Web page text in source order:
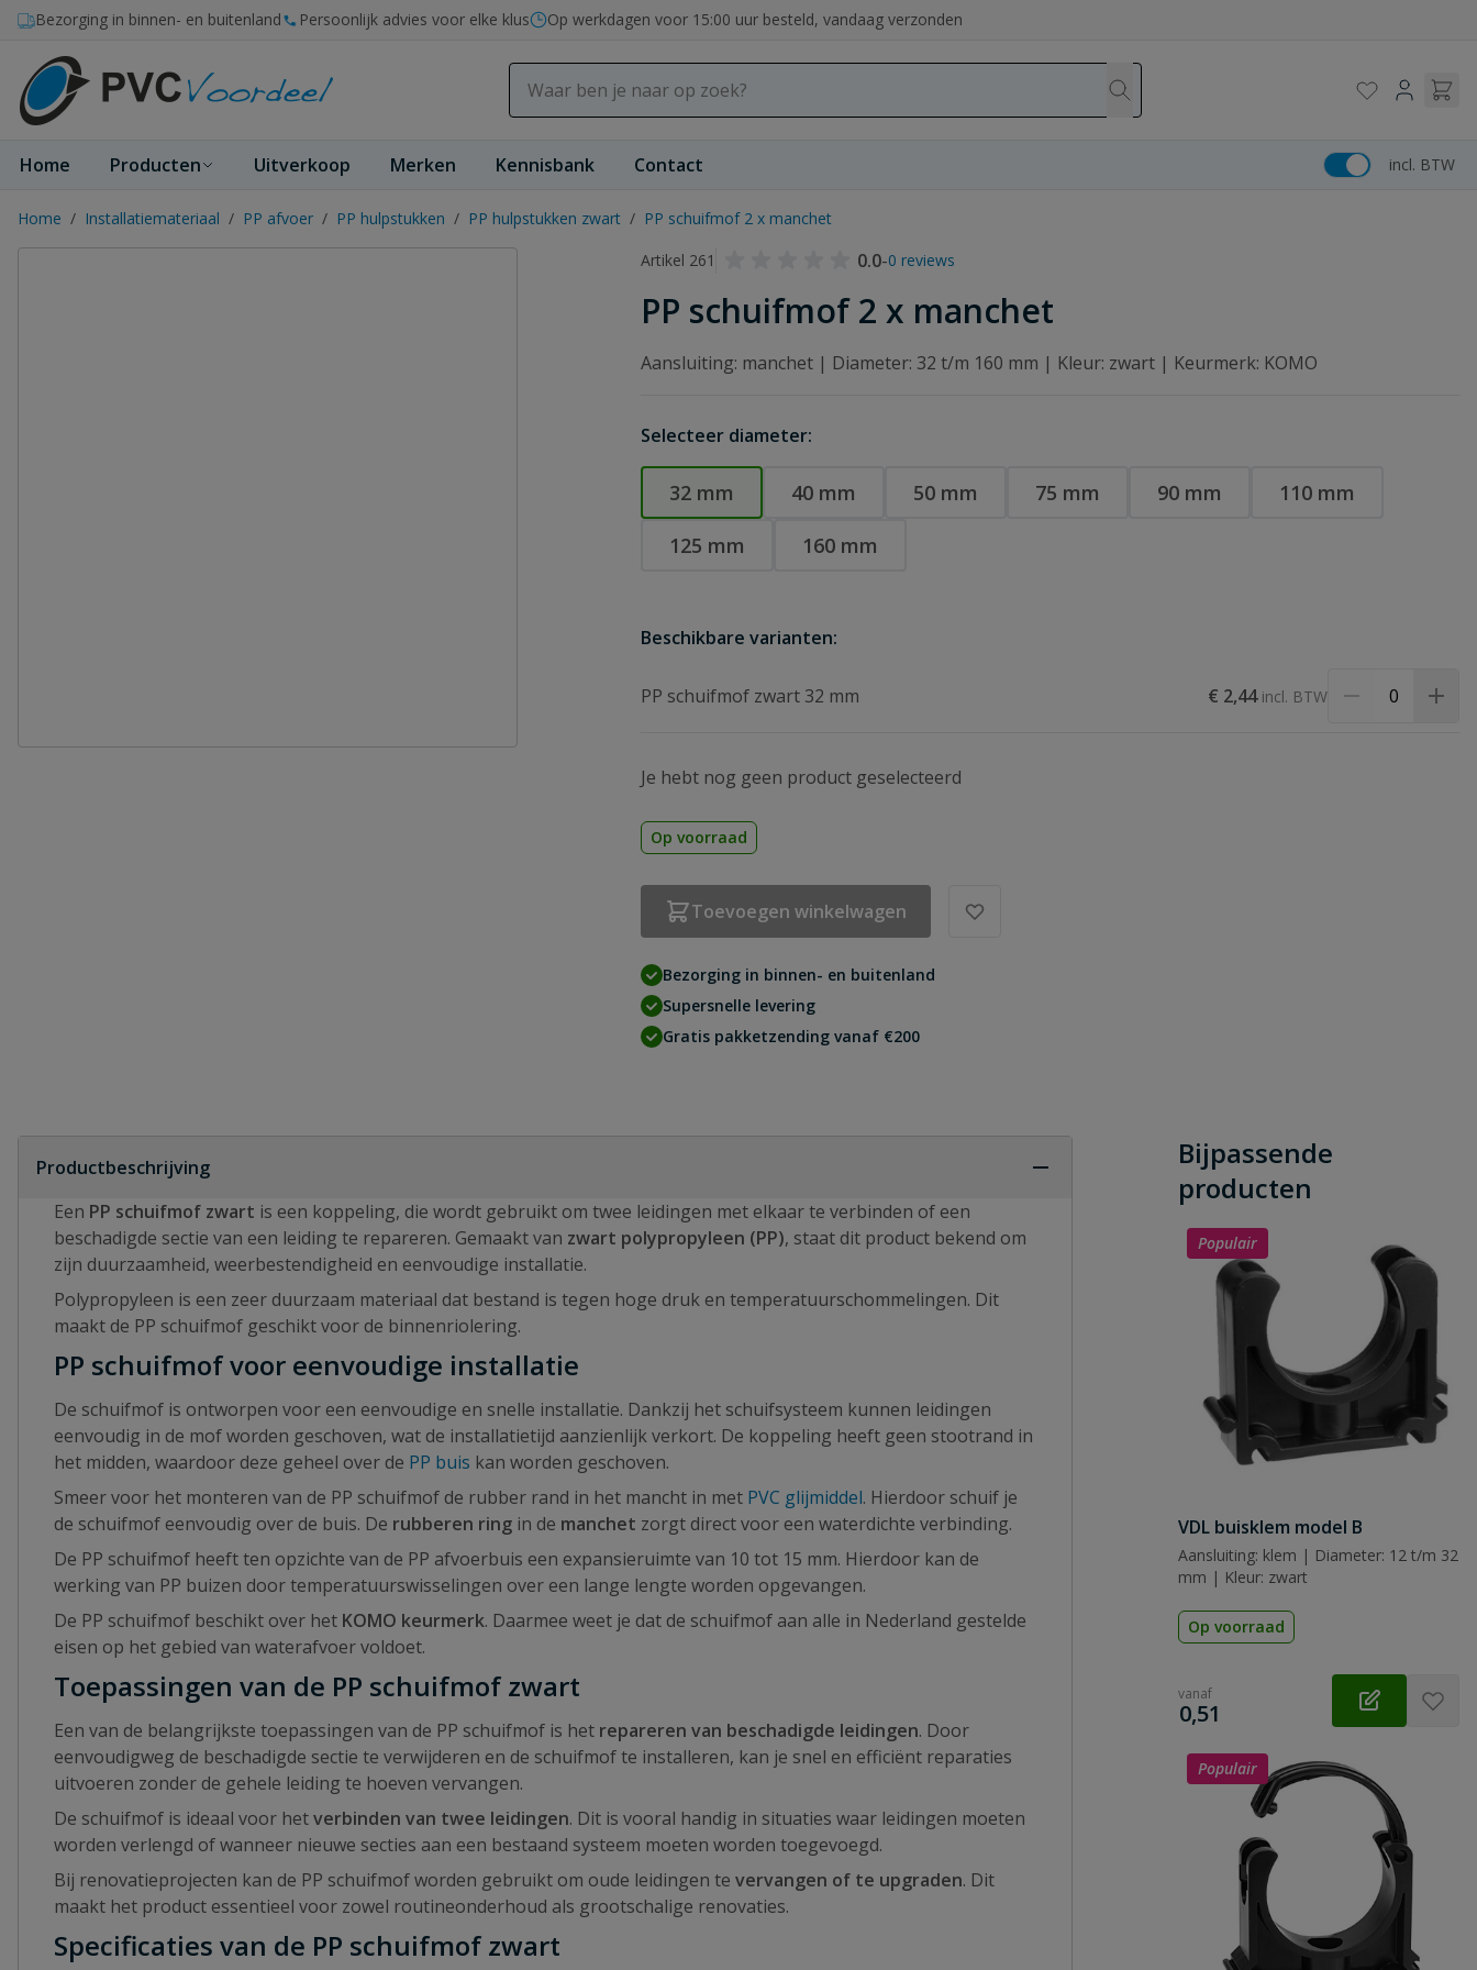
Ga naar de inhoud
Bezorging in binnen- en buitenland Persoonlijk advies voor elke klus Op werkdagen voor 15:00 uur besteld, vandaag verzonden
Home Producten Uitverkoop Merken Kennisbank Contact incl. BTW
Home / Installatiemateriaal / PP afvoer / PP hulpstukken / PP hulpstukken zwart / PP schuifmof 2 x manchet
Artikel 261
0.0-0 reviews
PP schuifmof 2 x manchet
Aansluiting: manchet | Diameter: 32 t/m 160 mm | Kleur: zwart | Keurmerk: KOMO
Selecteer diameter:
32 mm 40 mm 50 mm 75 mm 90 mm
110 mm
125 mm
160 mm
Beschikbare varianten:
PP schuifmof zwart 32 mm € 2,44
Je hebt nog geen product geselecteerd
Op voorraad
Toevoegen winkelwagen
Bezorging in binnen- en buitenland
Supersnelle levering
Gratis pakketzending vanaf €200
Productbeschrijving
Een PP schuifmof zwart is een koppeling, die wordt gebruikt om twee leidingen met elkaar te verbinden of een
beschadigde sectie van een leiding te repareren. Gemaakt van zwart polypropyleen (PP), staat dit product bekend om
zijn duurzaamheid, weerbestendigheid en eenvoudige installatie.
Polypropyleen is een zeer duurzaam materiaal dat bestand is tegen hoge druk en temperatuurschommelingen. Dit
maakt de PP schuifmof geschikt voor de binnenriolering.
PP schuifmof voor eenvoudige installatie
De schuifmof is ontworpen voor een eenvoudige en snelle installatie. Dankzij het schuifsysteem kunnen leidingen
eenvoudig in de mof worden geschoven, wat de installatietijd aanzienlijk verkort. De koppeling heeft geen stootrand in
het midden, waardoor deze geheel over de PP buis kan worden geschoven.
Smeer voor het monteren van de PP schuifmof de rubber rand in het mancht in met PVC glijmiddel. Hierdoor schuif je
de schuifmof eenvoudig over de buis. De rubberen ring in de manchet zorgt direct voor een waterdichte verbinding.
De PP schuifmof heeft ten opzichte van de PP afvoerbuis een expansieruimte van 10 tot 15 mm. Hierdoor kan de
werking van PP buizen door temperatuurswisselingen over een lange lengte worden opgevangen.
De PP schuifmof beschikt over het KOMO keurmerk. Daarmee weet je dat de schuifmof aan alle in Nederland gestelde
eisen op het gebied van waterafvoer voldoet.
Toepassingen van de PP schuifmof zwart
Een van de belangrijkste toepassingen van de PP schuifmof is het repareren van beschadigde leidingen. Door
eenvoudigweg de beschadigde sectie te verwijderen en de schuifmof te installeren, kan je snel en efficiënt reparaties
uitvoeren zonder de gehele leiding te hoeven vervangen.
De schuifmof is ideaal voor hetverbinden van twee leidingen. Dit is vooral handig in situaties waar leidingen moeten
worden verlengd of wanneer nieuwe secties aan een bestaand systeem moeten worden toegevoegd.
Bij renovatieprojecten kan de PP schuifmof worden gebruikt om oude leidingen te vervangen of te upgraden. Dit
maakt het product essentieel voor zowel routineonderhoud als grootschalige renovaties.
Specificaties van de PP schuifmof zwart
Bijpassende
producten
Populair
VDL buisklem model B
Aansluiting: klem | Diameter: 12 t/m 32
mm | Kleur: zwart
Op voorraad
vanaf
€
0,51
Populair